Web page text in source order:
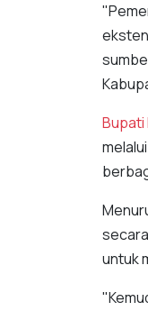
Bupati
untuk